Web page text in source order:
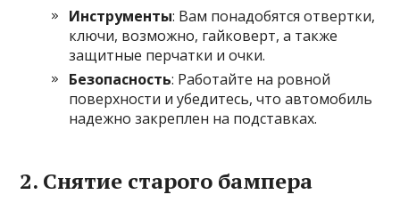
Инструменты: Вам понадобятся отвертки,
ключи, возможно, гайковерт, а также
защитные перчатки и очки.
Безопасность: Работайте на ровной
поверхности и убедитесь, что автомобиль
надежно закреплен на подставках.
2. Снятие старого бампера